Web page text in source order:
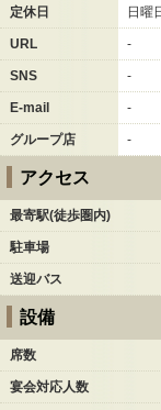
定休日 日曜
URL -
SNS -
E-mail -
グループ店 -
アクセス
最寄駅(徒歩圏内)
駐車場
送迎バス
設備
席数
宴会対応人数